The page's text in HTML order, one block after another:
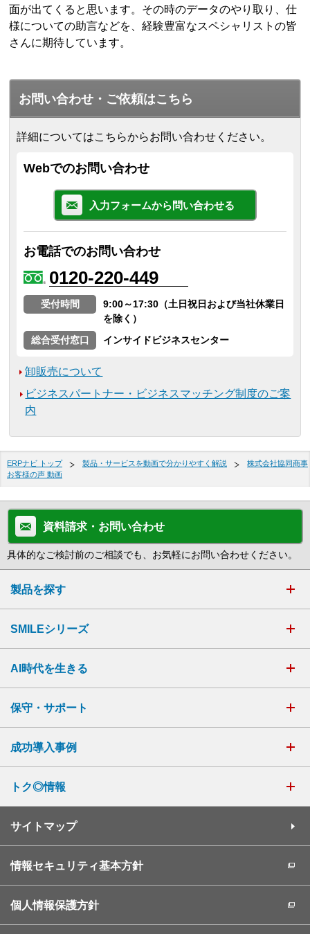
面が出てくると思います。その時のデータのやり取り、仕
様についての助言などを、経験豊富なスペシャリストの皆
さんに期待しています。
お問い合わせ・ご依頼はこちら
詳細についてはこちらからお問い合わせください。
Webでのお問い合わせ
入力フォームから問い合わせる
お電話でのお問い合わせ
0120-220-449
受付時間
9:00～17:30（土日祝日および当社休業日
を除く）
総合受付窓口
インサイドビジネスセンター
卸販売について
ビジネスパートナー・ビジネスマッチング制度のご案
内
ERPナビ トップ 製品・サービスを動画で分かりやすく解説
株式会社協同商事
お客様の声 動画
資料請求・お問い合わせ
具体的なご検討前のご相談でも、お気軽にお問い合わせください。
製品を探す
SMILEシリーズ
AI時代を生きる
保守・サポート
成功導入事例
トク◎情報
サイトマップ
情報セキュリティ基本方針
個人情報保護方針